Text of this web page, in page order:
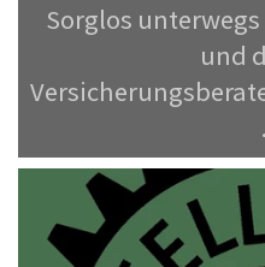
Sorglos
und